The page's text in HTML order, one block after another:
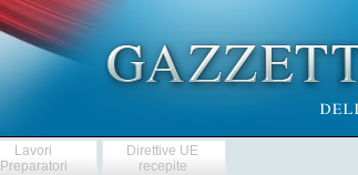
Lavori
Preparatori
Direttive UE
recepite